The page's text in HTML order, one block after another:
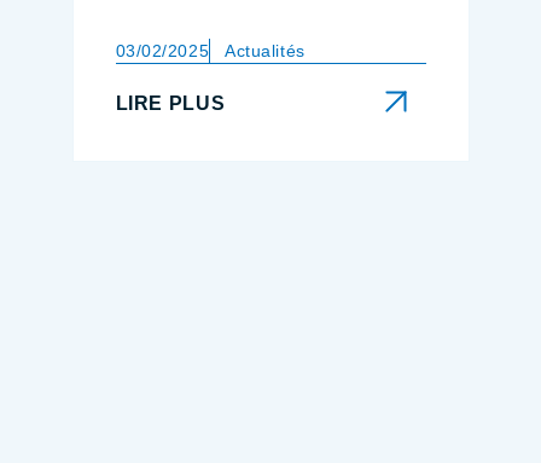
03/02/2025 Actualités
LIRE PLUS